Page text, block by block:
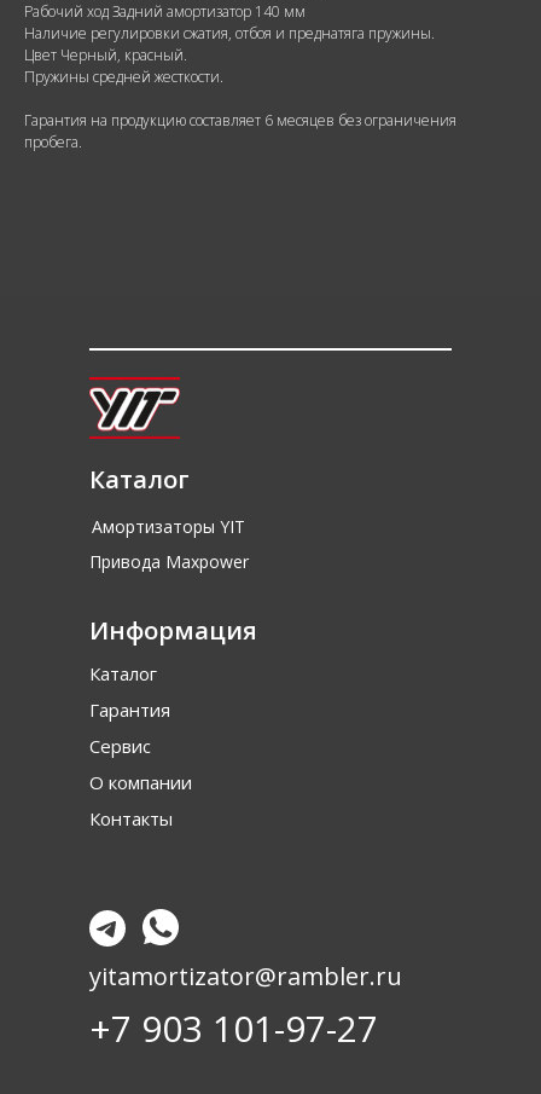
Рабочий ход Задний амортизатор 140 мм
Наличие регулировки сжатия, отбоя и преднатяга пружины.
Цвет Черный, красный.
Пружины средней жесткости.
Гарантия на продукцию составляет 6 месяцев без ограничения
пробега.
Каталог
Амортизаторы YIT
Привода Maxpower
Каталог
Гарантия
Сервис
О компании
Контакты
Информация
+7 903 101-97-27
yitamortizator@rambler.ru